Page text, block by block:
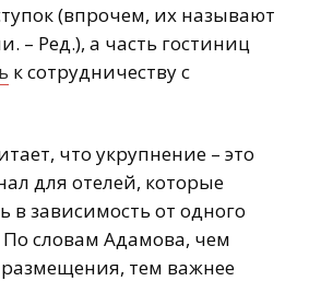
(впрочем, их называют
– Ред.), а часть гостиниц
к сотрудничеству с
что укрупнение – это
для отелей, которые
в зависимость от одного
словам Адамова, чем
размещения, тем важнее